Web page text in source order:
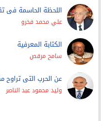
اللحظة الحاسمة فى
علي محمد فخرو
الكتابة المعرفية
سامح مرقص
عن الحرب التى تراوح
وليد محمود عبد الناصر